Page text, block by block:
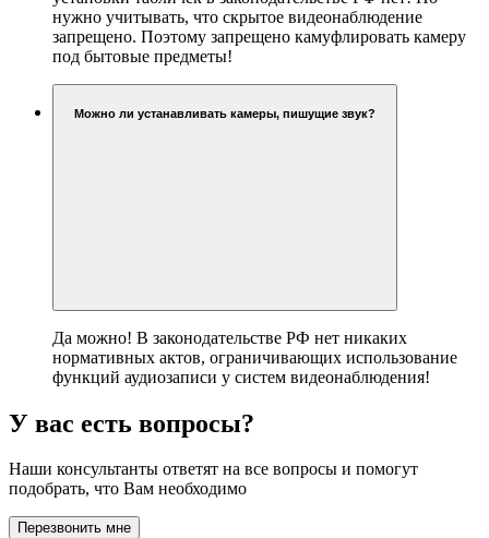
нужно учитывать, что скрытое видеонаблюдение
запрещено. Поэтому запрещено камуфлировать камеру
под бытовые предметы!
Можно ли устанавливать камеры, пишущие звук?
Да можно! В законодательстве РФ нет никаких
нормативных актов, ограничивающих использование
функций аудиозаписи у систем видеонаблюдения!
У вас есть вопросы?
Наши консультанты ответят на все вопросы и помогут
подобрать, что Вам необходимо
Перезвонить мне